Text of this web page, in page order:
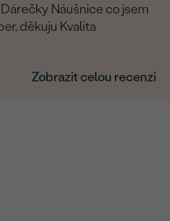
koupil pro holky, úplně super, děkuju Kvalita
Zobrazit celou recenzi